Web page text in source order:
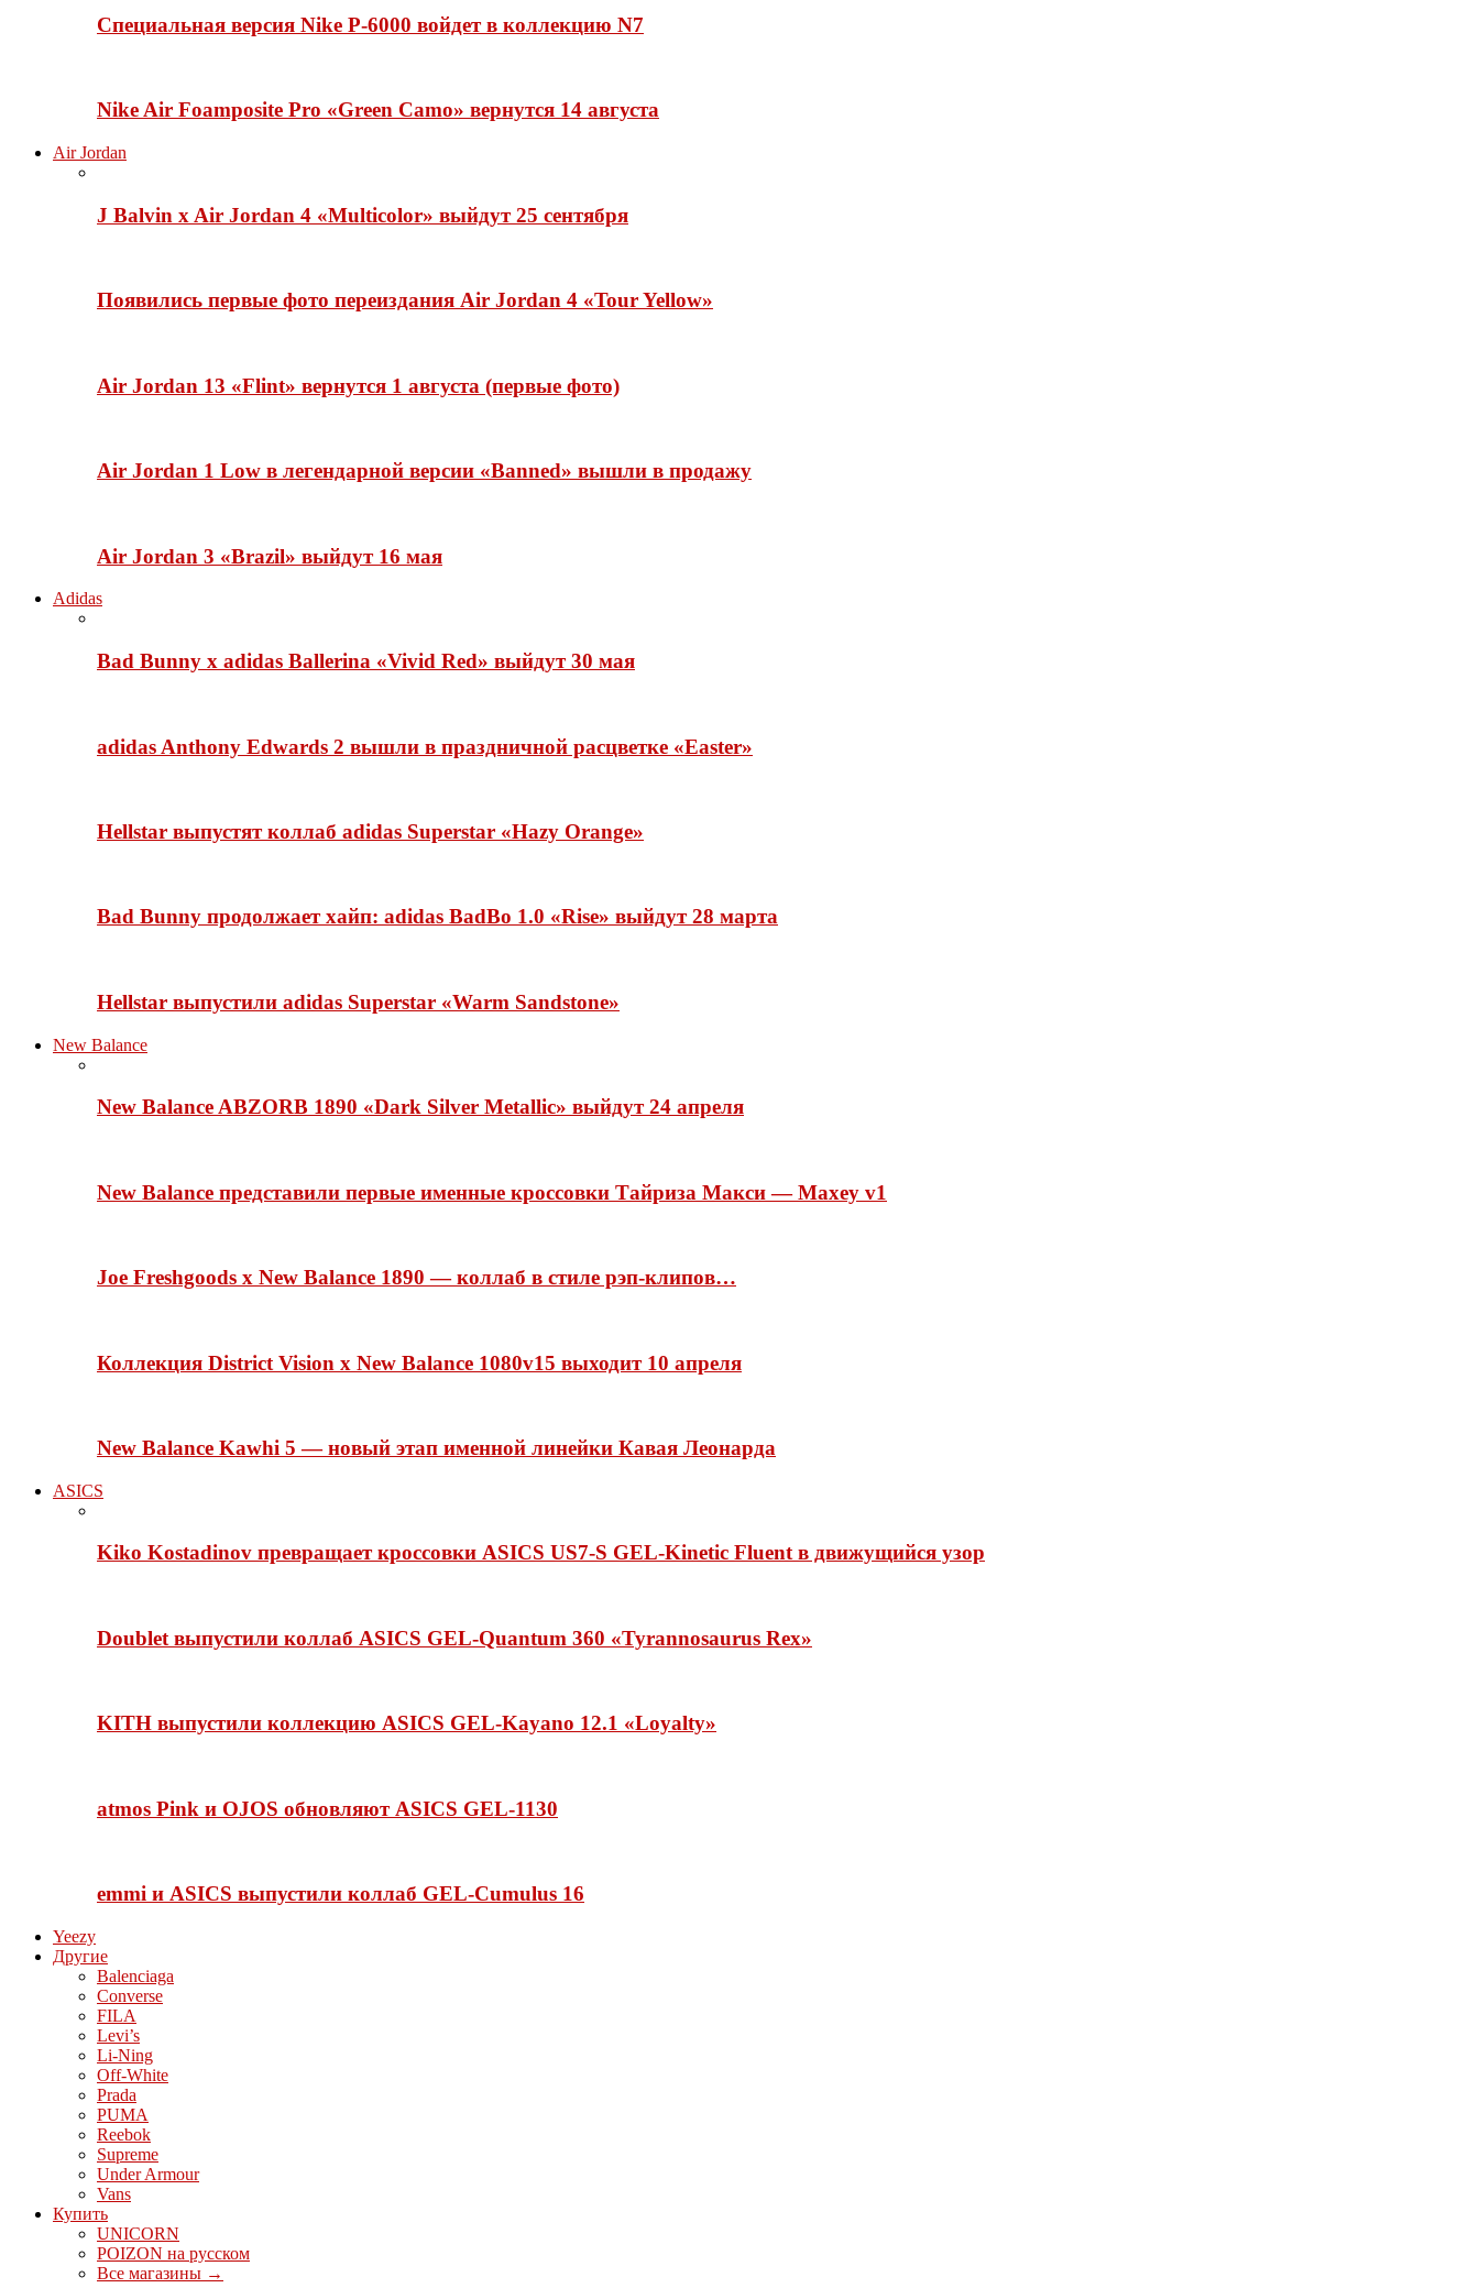
Специальная версия Nike P-6000 войдет в коллекцию N7
Nike Air Foamposite Pro «Green Camo» вернутся 14 августа
Air Jordan
J Balvin x Air Jordan 4 «Multicolor» выйдут 25 сентября
Появились первые фото переиздания Air Jordan 4 «Tour Yellow»
Air Jordan 13 «Flint» вернутся 1 августа (первые фото)
Air Jordan 1 Low в легендарной версии «Banned» вышли в продажу
Air Jordan 3 «Brazil» выйдут 16 мая
Adidas
Bad Bunny x adidas Ballerina «Vivid Red» выйдут 30 мая
adidas Anthony Edwards 2 вышли в праздничной расцветке «Easter»
Hellstar выпустят коллаб adidas Superstar «Hazy Orange»
Bad Bunny продолжает хайп: adidas BadBo 1.0 «Rise» выйдут 28 марта
Hellstar выпустили adidas Superstar «Warm Sandstone»
New Balance
New Balance ABZORB 1890 «Dark Silver Metallic» выйдут 24 апреля
New Balance представили первые именные кроссовки Тайриза Макси — Maxey v1
Joe Freshgoods x New Balance 1890 — коллаб в стиле рэп-клипов…
Коллекция District Vision x New Balance 1080v15 выходит 10 апреля
New Balance Kawhi 5 — новый этап именной линейки Кавая Леонарда
ASICS
Kiko Kostadinov превращает кроссовки ASICS US7-S GEL-Kinetic Fluent в движущийся узор
Doublet выпустили коллаб ASICS GEL-Quantum 360 «Tyrannosaurus Rex»
KITH выпустили коллекцию ASICS GEL-Kayano 12.1 «Loyalty»
atmos Pink и OJOS обновляют ASICS GEL-1130
emmi и ASICS выпустили коллаб GEL-Cumulus 16
Yeezy
Другие
Balenciaga
Converse
FILA
Levi’s
Li-Ning
Off-White
Prada
PUMA
Reebok
Supreme
Under Armour
Vans
Купить
UNICORN
POIZON на русском
Все магазины →